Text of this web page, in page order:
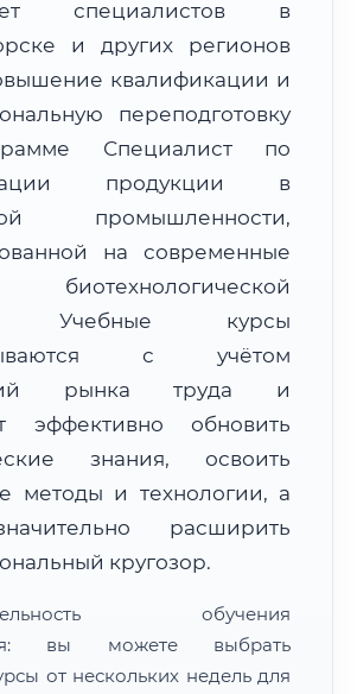
559 км
ФИС ФРДО
документ для увеличения и просмотра
специалистов в
и других регионов
квалификации и
переподготовку
Специалист по
продукции в
промышленности,
на современные
Учебные курсы
с учётом
рынка труда и
эффективно обновить
знания, освоить
методы и технологии, а
расширить
кругозор.
обучения
вы можете выбрать
от нескольких недель для